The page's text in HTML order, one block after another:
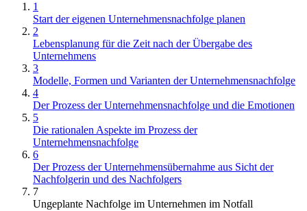
1
Start der eigenen Unternehmensnachfolge planen
2
Lebensplanung für die Zeit nach der Übergabe des
Unternehmens
3
Modelle, Formen und Varianten der Unternehmensnachfolge
4
Der Prozess der Unternehmensnachfolge und die Emotionen
5
Die rationalen Aspekte im Prozess der
Unternehmensnachfolge
6
Der Prozess der Unternehmensübernahme aus Sicht der
Nachfolgerin und des Nachfolgers
7
Ungeplante Nachfolge im Unternehmen im Notfall